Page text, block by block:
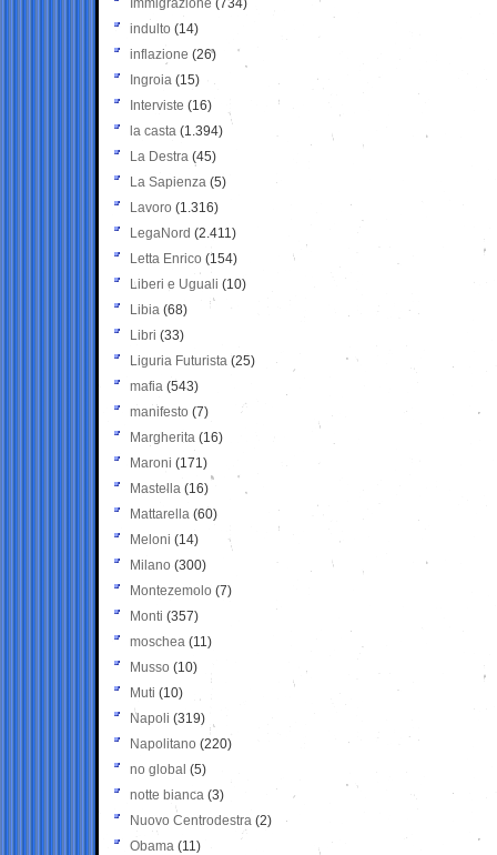
Immigrazione (734)
indulto (14)
inflazione (26)
Ingroia (15)
Interviste (16)
la casta (1.394)
La Destra (45)
La Sapienza (5)
Lavoro (1.316)
LegaNord (2.411)
Letta Enrico (154)
Liberi e Uguali (10)
Libia (68)
Libri (33)
Liguria Futurista (25)
mafia (543)
manifesto (7)
Margherita (16)
Maroni (171)
Mastella (16)
Mattarella (60)
Meloni (14)
Milano (300)
Montezemolo (7)
Monti (357)
moschea (11)
Musso (10)
Muti (10)
Napoli (319)
Napolitano (220)
no global (5)
notte bianca (3)
Nuovo Centrodestra (2)
Obama (11)